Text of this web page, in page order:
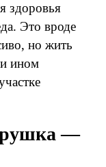
здоровья
Это вроде
но жить
ином
—